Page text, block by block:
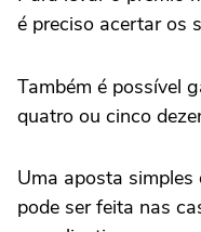
é preciso acertar os
Também é possível
quatro ou cinco
Uma aposta
pode ser feita nas